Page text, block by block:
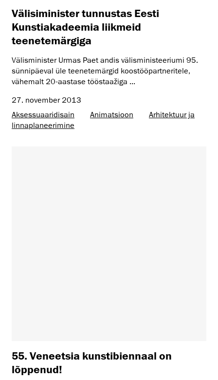
Välisiminister tunnustas Eesti
Kunstiakadeemia liikmeid
teenetemärgiga
Välisminister Urmas Paet andis välisministeeriumi 95.
sünnipäeval üle teenetemärgid koostööpartneritele,
vähemalt 20-aastase tööstaažiga ...
27. november 2013
Aksessuaaridisain
Animatsioon
Arhitektuur ja
linnaplaneerimine
55. Veneetsia kunstibiennaal on
lõppenud!